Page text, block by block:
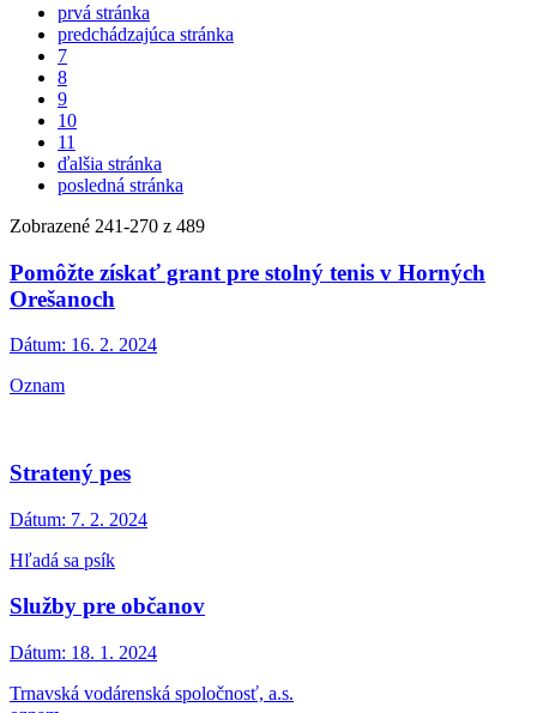
prvá stránka
predchádzajúca stránka
7
8
9
10
11
ďalšia stránka
posledná stránka
Zobrazené 241-270 z 489
Pomôžte získať grant pre stolný tenis v Horných
Orešanoch
Dátum: 16. 2. 2024
Oznam
Stratený pes
Dátum: 7. 2. 2024
Hľadá sa psík
Služby pre občanov
Dátum: 18. 1. 2024
Trnavská vodárenská spoločnosť, a.s.